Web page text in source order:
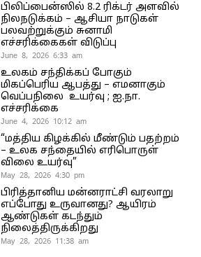
பிலிப்பைன்ஸில் 8.2 ரிக்டர் அளவில்
நிலநடுக்கம் – ஆசியா நாடுகள்
பலவற்றுக்கும் சுனாமி
எச்சரிக்கைகள் விடுப்பு
June 8, 2026 6:33 am
உலகம் சந்திக்கப் போகும்
மிகப்பெரிய ஆபத்து – எமனாகும்
வெப்பநிலை உயர்வு ; ஐ.நா.
எச்சரிக்கை
June 4, 2026 10:12 am
“மத்திய கிழக்கில் மீண்டும் பதற்றம்
– உலக சந்தையில் எரிபொருள்
விலை உயர்வு”
May 28, 2026 4:30 pm
பிரித்தானிய மன்னராட்சி வரலாறு
எப்போது உருவானது? ஆயிரம்
ஆண்டுகள் கடந்தும்
நிலைத்திருக்கிறது
May 28, 2026 11:38 am